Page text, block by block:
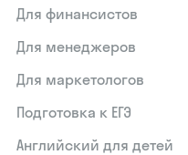
Для финансистов
Для менеджеров
Для маркетологов
Подготовка к ЕГЭ
Английский для детей